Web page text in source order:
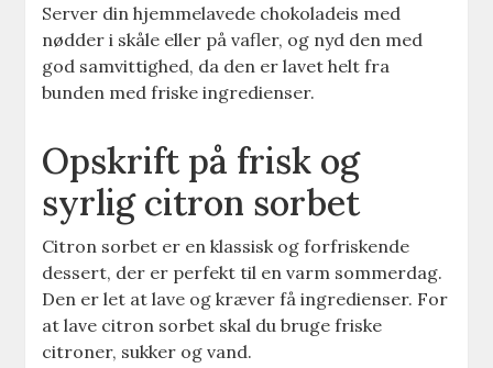
Server din hjemmelavede chokoladeis med
nødder i skåle eller på vafler, og nyd den med
god samvittighed, da den er lavet helt fra
bunden med friske ingredienser.
Opskrift på frisk og
syrlig citron sorbet
Citron sorbet er en klassisk og forfriskende
dessert, der er perfekt til en varm sommerdag.
Den er let at lave og kræver få ingredienser. For
at lave citron sorbet skal du bruge friske
citroner, sukker og vand.